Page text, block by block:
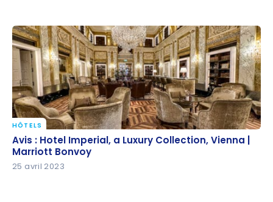
Avis : Hotel Imperial, a Luxury Collection, Vienna |
Marriott Bonvoy
HÔTELS
Avis : Hotel Imperial, a Luxury Collection, Vienna |
Marriott Bonvoy
25 avril 2023